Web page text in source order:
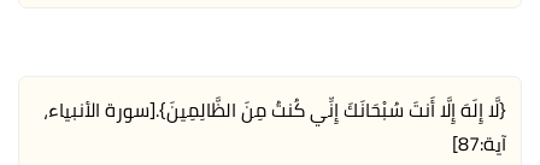
{لَّا إِلَهَ إِلَّا أَنتَ سُبْحَانَكَ إِنِّي كُنتُ مِنَ الظَّالِمِينَ}.[سورة الأنبياء،
آية:87]